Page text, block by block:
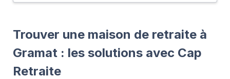
Trouver une maison de retraite à
Gramat : les solutions avec Cap
Retraite